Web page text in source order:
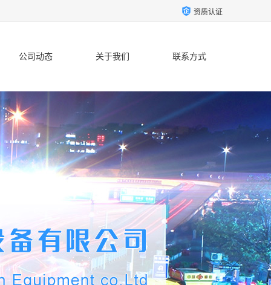
资质认证
公司动态 关于我们 联系方式